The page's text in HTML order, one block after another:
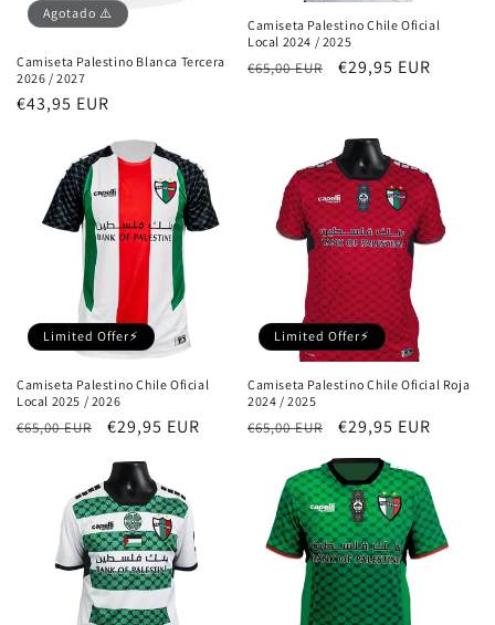
Agotado ⚠️
Camiseta Palestino Blanca Tercera
2026 / 2027
Precio
€43,95 EUR
Camiseta Palestino Chile Oficial
Local 2024 / 2025
Precio
€65,00 EUR
Precio
€29,95 EUR
Limited Offer⚡
Camiseta Palestino Chile Oficial
Local 2025 / 2026
Precio
€65,00 EUR
Precio
oferta
€29,95 EUR
Limited Offer⚡
Camiseta Palestino Chile Oficial Roja
2024 / 2025
Precio
€65,00 EUR
Precio
oferta
€29,95 EUR